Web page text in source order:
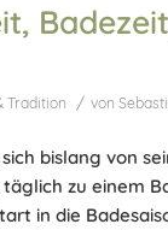
Tradition / von
bislang von
zu einem
in die